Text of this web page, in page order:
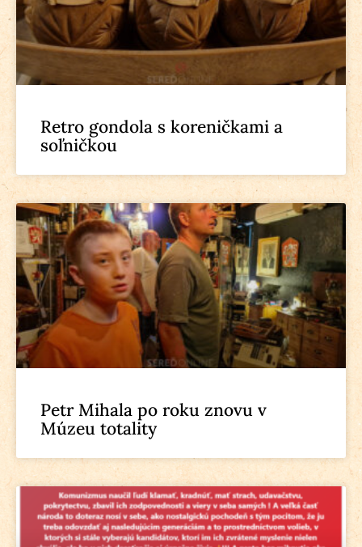
Retro gondola s koreničkami a
soľničkou
Petr Mihala po roku znovu v
Múzeu totality